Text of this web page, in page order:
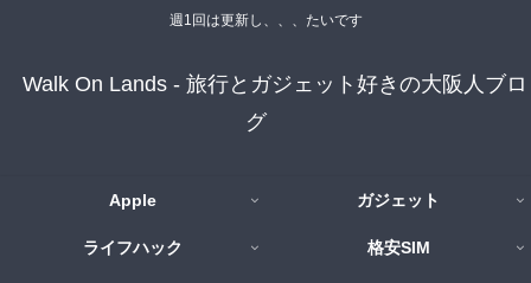
週1回は更新し、、、たいです
Walk On Lands - 旅行とガジェット好きの大阪人ブロ
グ
Apple ガジェット
ライフハック 格安SIM